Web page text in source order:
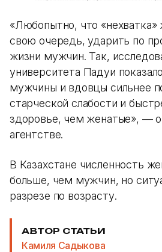
«Любопытно, что
свою очередь, ударить по
жизни мужчин. Так,
университета Падуи
мужчины и вдовцы сильнее
старческой слабости и
здоровье, чем женатые», —
агентстве.
В Казахстане численность
больше, чем мужчин, но
разрезе по возрасту.
АВТОР СТАТЬИ
Камиля Садыкова